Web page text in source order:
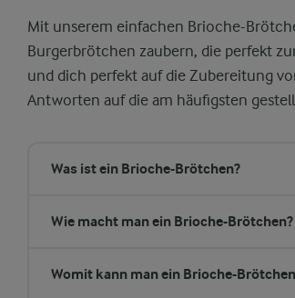
Mit unserem einfachen Brioche-
Burgerbrötchen zaubern, die perfekt
und dich perfekt auf die Zubereitung
Antworten auf die am häufigsten
Was ist ein Brioche-Brötchen?
Wie macht man ein Brioche-Brötchen?
Womit kann man ein Brioche-